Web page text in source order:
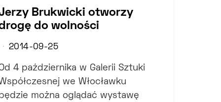
Brukwicki otworzy
do wolności
2014-09-25
4 października w Galerii Sztuki
we Włocławku
można oglądać wystawę